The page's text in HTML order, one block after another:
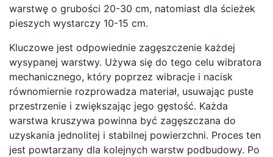
warstwę o grubości 20-30 cm, natomiast dla ścieżek
pieszych wystarczy 10-15 cm.
Kluczowe jest odpowiednie zagęszczenie każdej
wysypanej warstwy. Używa się do tego celu wibratora
mechanicznego, który poprzez wibracje i nacisk
równomiernie rozprowadza materiał, usuwając puste
przestrzenie i zwiększając jego gęstość. Każda
warstwa kruszywa powinna być zagęszczana do
uzyskania jednolitej i stabilnej powierzchni. Proces ten
jest powtarzany dla kolejnych warstw podbudowy. Po